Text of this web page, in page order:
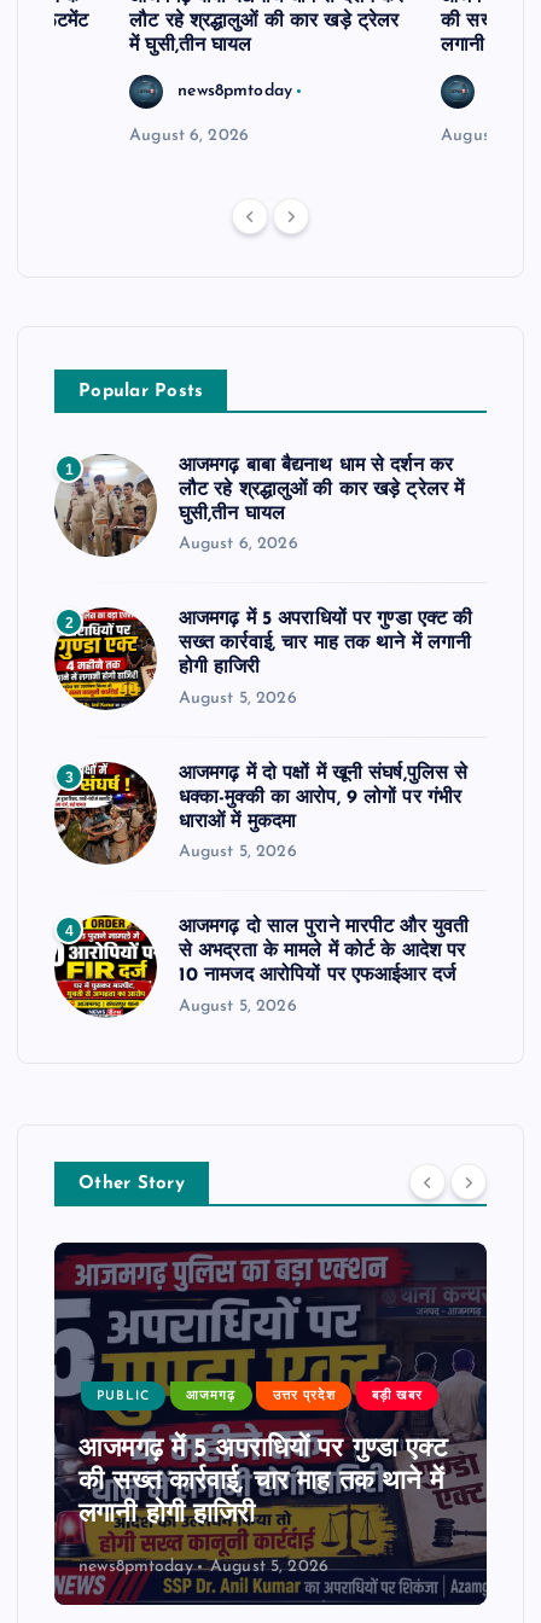
रिक्रूटमेंट
लौट रहे श्रद्धालुओं की कार खड़े ट्रेलर
में घुसी,तीन घायल
news8pmtoday
August 6, 2026
की सख्त
लगानी होगी
August 5,
Popular Posts
1
आजमगढ़ बाबा बैद्यनाथ धाम से दर्शन कर
लौट रहे श्रद्धालुओं की कार खड़े ट्रेलर में
घुसी,तीन घायल
August 6, 2026
2
आजमगढ़ में 5 अपराधियों पर गुण्डा एक्ट की
सख्त कार्रवाई, चार माह तक थाने में लगानी
होगी हाजिरी
August 5, 2026
3
आजमगढ़ में दो पक्षों में खूनी संघर्ष,पुलिस से
धक्का-मुक्की का आरोप, 9 लोगों पर गंभीर
धाराओं में मुकदमा
August 5, 2026
4
आजमगढ़ दो साल पुराने मारपीट और युवती
से अभद्रता के मामले में कोर्ट के आदेश पर
10 नामजद आरोपियों पर एफआईआर दर्ज
August 5, 2026
Other Story
PUBLIC आजमगढ़ उत्तर प्रदेश बड़ी खबर
आजमगढ़ में 5 अपराधियों पर गुण्डा एक्ट
की सख्त कार्रवाई, चार माह तक थाने में
लगानी होगी हाजिरी
news8pmtoday August 5, 2026